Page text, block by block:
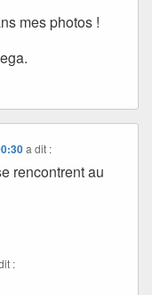
mes photos !
a dit :
rencontrent au
: